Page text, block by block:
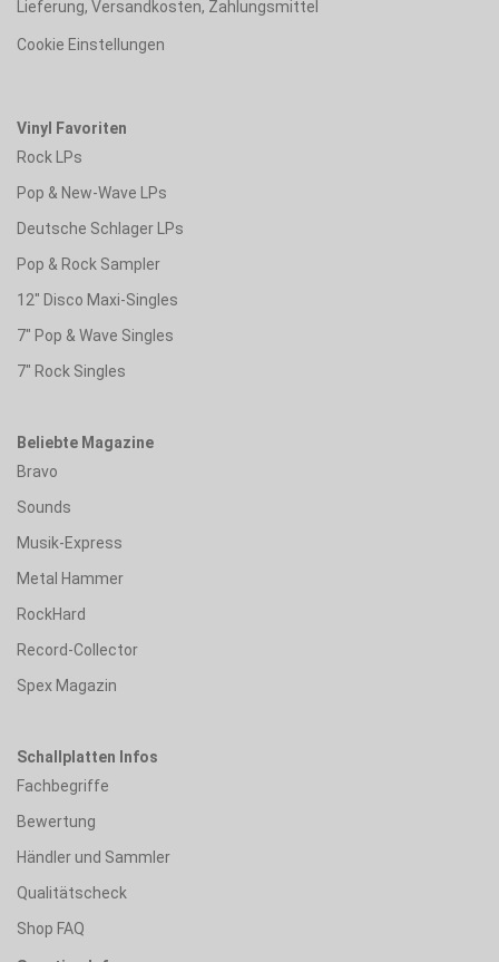
Lieferung, Versandkosten, Zahlungsmittel
Cookie Einstellungen
Vinyl Favoriten
Rock LPs
Pop & New-Wave LPs
Deutsche Schlager LPs
Pop & Rock Sampler
12" Disco Maxi-Singles
7" Pop & Wave Singles
7" Rock Singles
Beliebte Magazine
Bravo
Sounds
Musik-Express
Metal Hammer
RockHard
Record-Collector
Spex Magazin
Schallplatten Infos
Fachbegriffe
Bewertung
Händler und Sammler
Qualitätscheck
Shop FAQ